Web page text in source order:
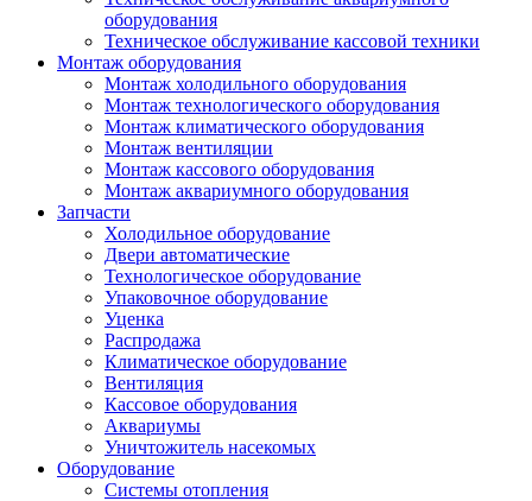
оборудования
Техническое обслуживание кассовой техники
Монтаж оборудования
Монтаж холодильного оборудования
Монтаж технологического оборудования
Монтаж климатического оборудования
Монтаж вентиляции
Монтаж кассового оборудования
Монтаж аквариумного оборудования
Запчасти
Холодильное оборудование
Двери автоматические
Технологическое оборудование
Упаковочное оборудование
Уценка
Распродажа
Климатическое оборудование
Вентиляция
Кассовое оборудования
Аквариумы
Уничтожитель насекомых
Оборудование
Системы отопления